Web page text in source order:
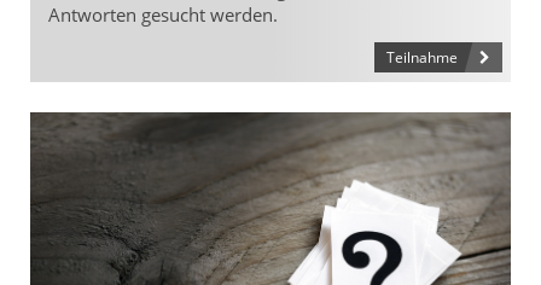
Antworten gesucht werden.
Teilnahme